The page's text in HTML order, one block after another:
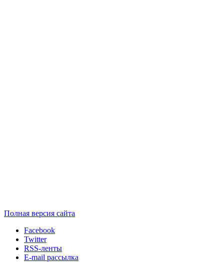
Полная версия сайта
Facebook
Twitter
RSS-ленты
E-mail рассылка